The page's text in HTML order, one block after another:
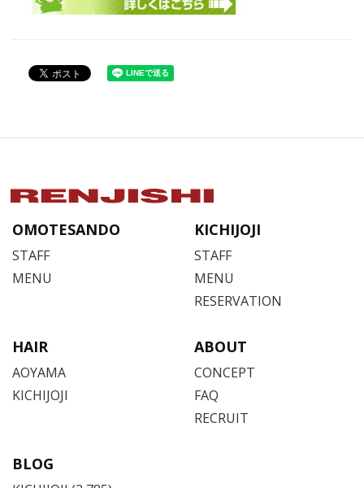
OMOTESANDO
STAFF
MENU
KICHIJOJI
STAFF
MENU
RESERVATION
HAIR
AOYAMA
KICHIJOJI
ABOUT
CONCEPT
FAQ
RECRUIT
BLOG